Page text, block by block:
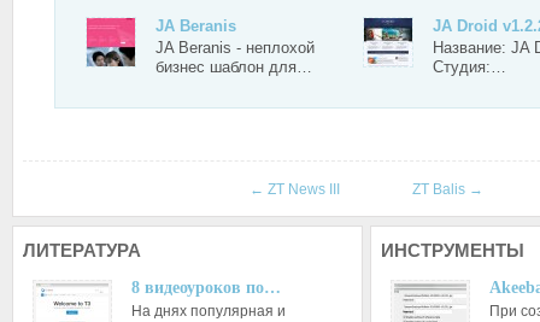
JA Beranis
JA Beranis - неплохой
бизнес шаблон для…
JA Droid
Название: JA
Студия:…
← ZT News III ZT Balis →
ЛИТЕРАТУРА
8 видеоуроков по…
На днях популярная и
ИНСТРУМЕНТЫ
При